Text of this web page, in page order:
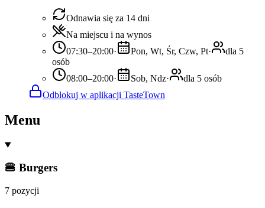
Odnawia się za 14 dni
Na miejscu i na wynos
07:30–20:00· Pon, Wt, Śr, Czw, Pt·
dla 5
osób
08:00–20:00· Sob, Ndz·
dla 5 osób
Odblokuj w aplikacji TasteTown
Menu
🍔 Burgers
7 pozycji